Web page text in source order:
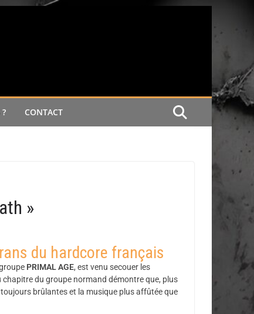
CONTACT
»
du hardcore français
PRIMAL AGE, est venu secouer les
chapitre du groupe normand démontre que, plus
brûlantes et la musique plus affûtée que